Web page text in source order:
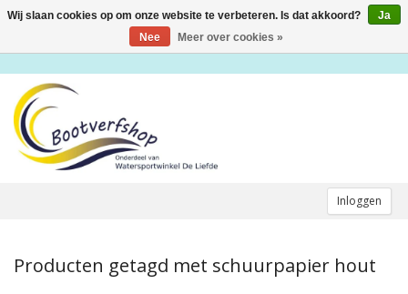
Inloggen
Toggle
Producten getagd met schuurpapier hout
Wij slaan cookies op om onze website te verbeteren. Is dat akkoord?
Ja
Nee
Meer over cookies »